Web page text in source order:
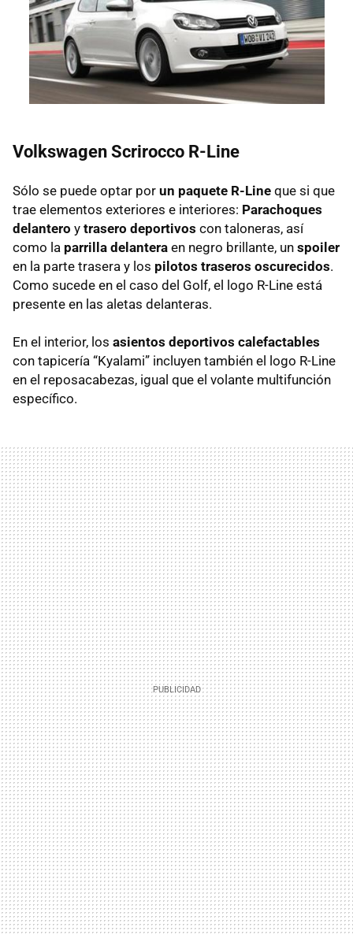
Volkswagen Scrirocco R-Line
Sólo se puede optar por un paquete R-Line que si que
trae elementos exteriores e interiores: Parachoques
delantero y trasero deportivos con taloneras, así
como la parrilla delantera en negro brillante, un spoiler
en la parte trasera y los pilotos traseros oscurecidos.
Como sucede en el caso del Golf, el logo R-Line está
presente en las aletas delanteras.
En el interior, los asientos deportivos calefactables
con tapicería “Kyalami” incluyen también el logo R-Line
en el reposacabezas, igual que el volante multifunción
específico.